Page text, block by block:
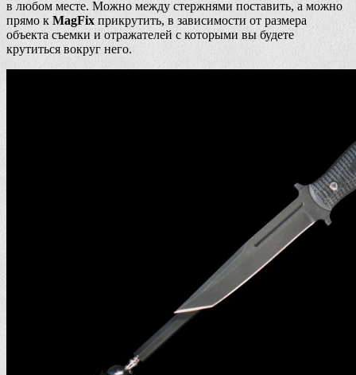
в любом месте. Можно между стержнями поставить, а можно
прямо к MagFix прикрутить, в зависимости от размера
объекта съемки и отражателей с которыми вы будете
крутиться вокруг него.